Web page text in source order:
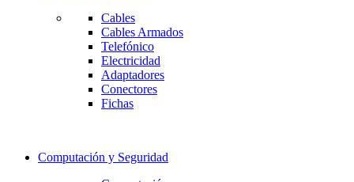
Cables
Cables Armados
Telefónico
Electricidad
Adaptadores
Conectores
Fichas
Computación y Seguridad